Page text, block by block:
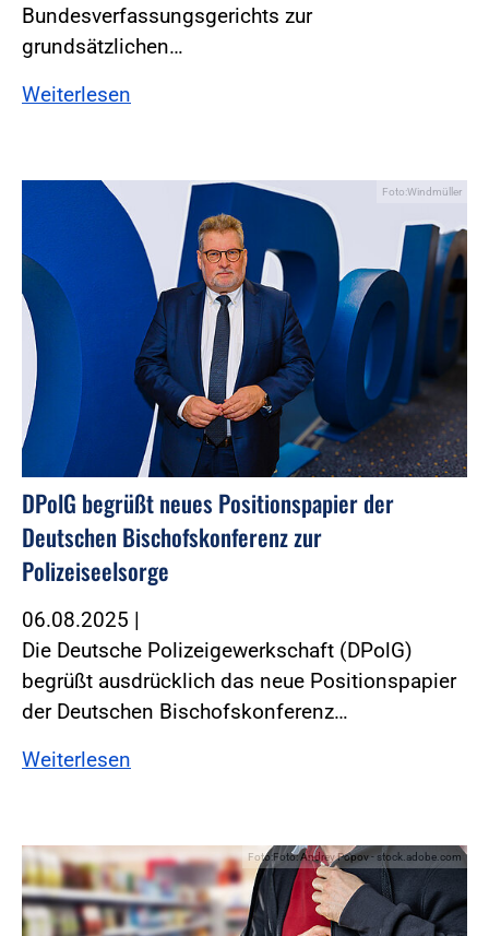
Bundesverfassungsgerichts zur
grundsätzlichen…
Weiterlesen
Foto:Windmüller
DPolG begrüßt neues Positionspapier der
Deutschen Bischofskonferenz zur
Polizeiseelsorge
06.08.2025 |
Die Deutsche Polizeigewerkschaft (DPolG)
begrüßt ausdrücklich das neue Positionspapier
der Deutschen Bischofskonferenz…
Weiterlesen
Foto:Foto: Andrey Popov - stock.adobe.com